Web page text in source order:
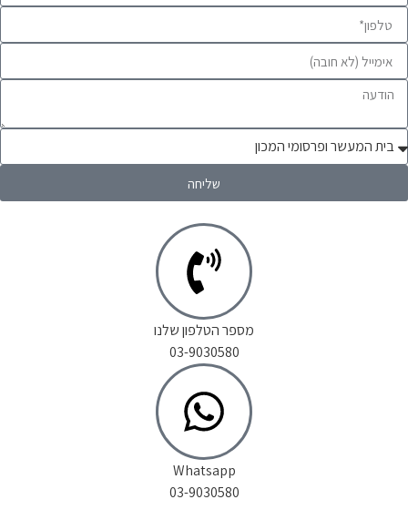
שליחה
מספר הטלפון שלנו
03-9030580
Whatsapp
03-9030580